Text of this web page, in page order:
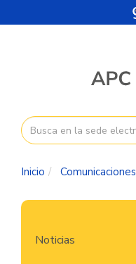
al
Inicio Comunicaciones
principal
Noticias